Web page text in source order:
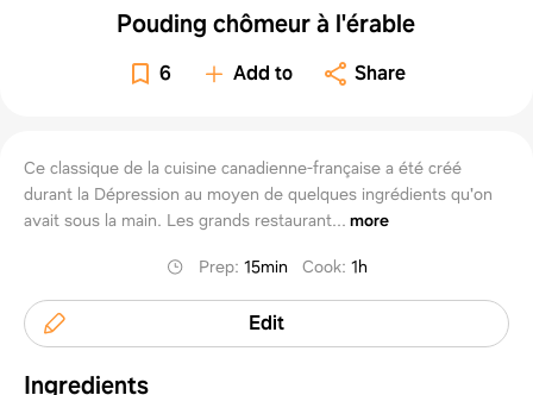
Pouding chômeur à l'érable
6 Add to Share
Ce classique de la cuisine canadienne-française a été créé
durant la Dépression au moyen de quelques ingrédients qu'on
avait sous la main. Les grands restaurant... more
Prep: 15min Cook: 1h
Edit
Ingredients